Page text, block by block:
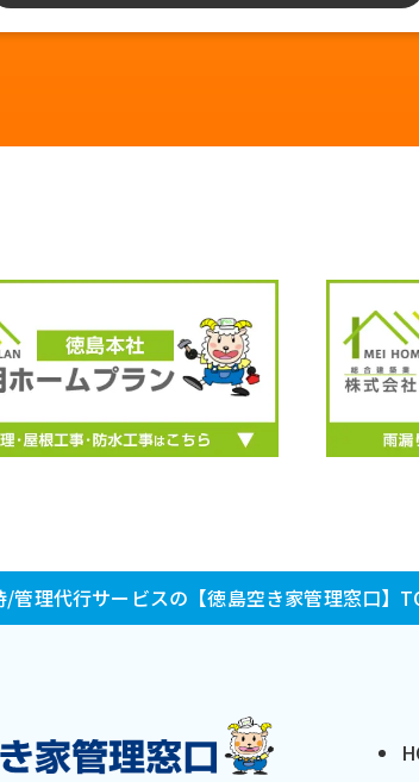
管理代行サービスの【徳島空き家管理窓口】